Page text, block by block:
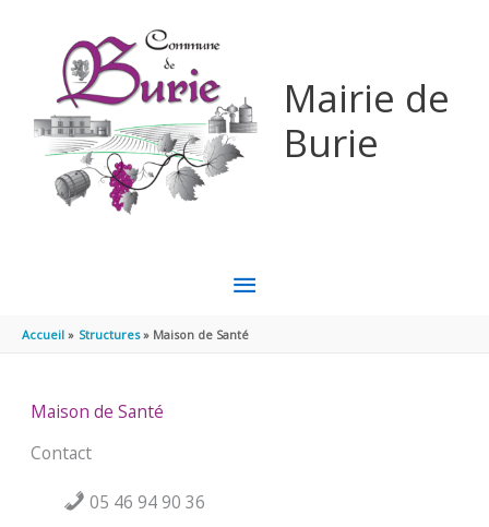
Mairie de
Burie
MENU
PRINCIPAL
Accueil Structures Maison de Santé
Maison de Santé
Contact
05 46 94 90 36